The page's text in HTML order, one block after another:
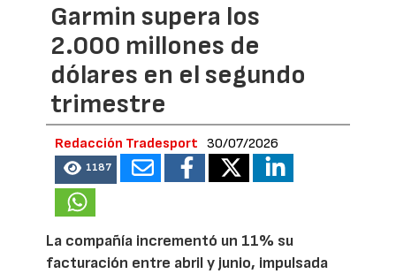
Garmin supera los
2.000 millones de
dólares en el segundo
trimestre
Redacción Tradesport 30/07/2026
1187
La compañía incrementó un 11% su
facturación entre abril y junio, impulsada